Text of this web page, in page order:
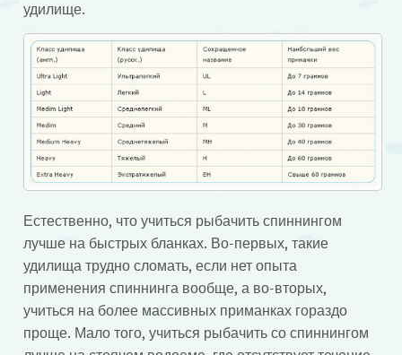
удилище.
Естественно, что учиться рыбачить спиннингом
лучше на быстрых бланках. Во-первых, такие
удилища трудно сломать, если нет опыта
применения спиннинга вообще, а во-вторых,
учиться на более массивных приманках гораздо
проще. Мало того, учиться рыбачить со спиннингом